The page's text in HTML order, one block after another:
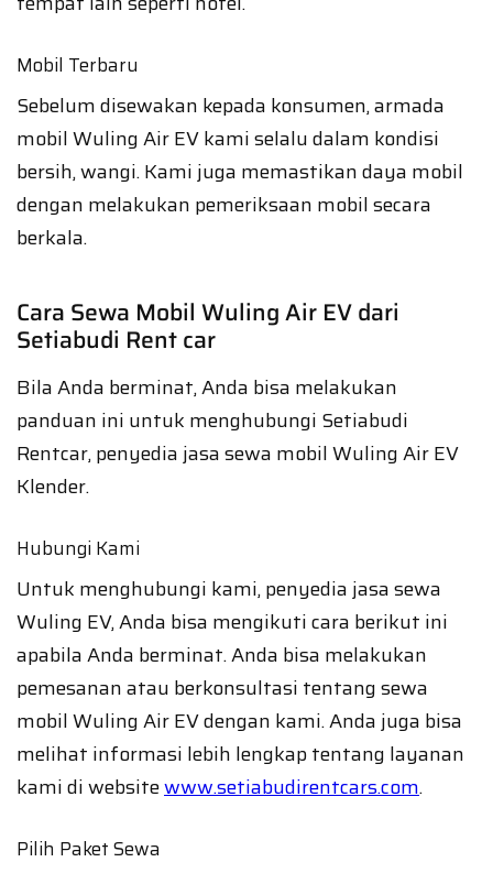
Mobil Terbaru
Sebelum disewakan kepada konsumen, armada
mobil Wuling Air EV kami selalu dalam kondisi
bersih, wangi. Kami juga memastikan daya mobil
dengan melakukan pemeriksaan mobil secara
berkala.
Cara Sewa Mobil Wuling Air EV dari
Setiabudi Rent car
Bila Anda berminat, Anda bisa melakukan
panduan ini untuk menghubungi Setiabudi
Rentcar, penyedia jasa sewa mobil Wuling Air EV
Klender.
Hubungi Kami
Untuk menghubungi kami, penyedia jasa sewa
Wuling EV, Anda bisa mengikuti cara berikut ini
apabila Anda berminat. Anda bisa melakukan
pemesanan atau berkonsultasi tentang sewa
mobil Wuling Air EV dengan kami. Anda juga bisa
melihat informasi lebih lengkap tentang layanan
kami di websitewww.setiabudirentcars.com.
Pilih Paket Sewa